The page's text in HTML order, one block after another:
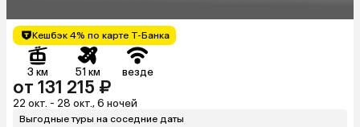
Кешбэк 4% по карте Т-Банка
3 км 51 км везде
от 131 215 ₽
22 окт. - 28 окт., 6 ночей
Выгодные туры на соседние даты